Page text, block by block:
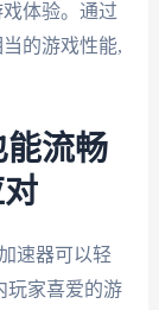
体验。通过
的游戏性能,
能流畅
速器可以轻
玩家喜爱的游